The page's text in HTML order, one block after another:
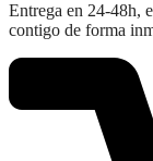
Entrega en 24-48h,
contigo de forma